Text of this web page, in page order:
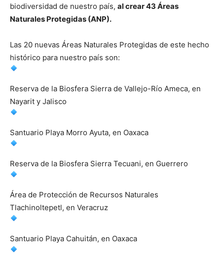
biodiversidad de nuestro país, al crear 43 Áreas
Naturales Protegidas (ANP).
Las 20 nuevas Áreas Naturales Protegidas de este hecho
histórico para nuestro país son:
Reserva de la Biosfera Sierra de Vallejo-Río Ameca, en
Nayarit y Jalisco
Santuario Playa Morro Ayuta, en Oaxaca
Reserva de la Biosfera Sierra Tecuani, en Guerrero
Área de Protección de Recursos Naturales
Tlachinoltepetl, en Veracruz
Santuario Playa Cahuitán, en Oaxaca